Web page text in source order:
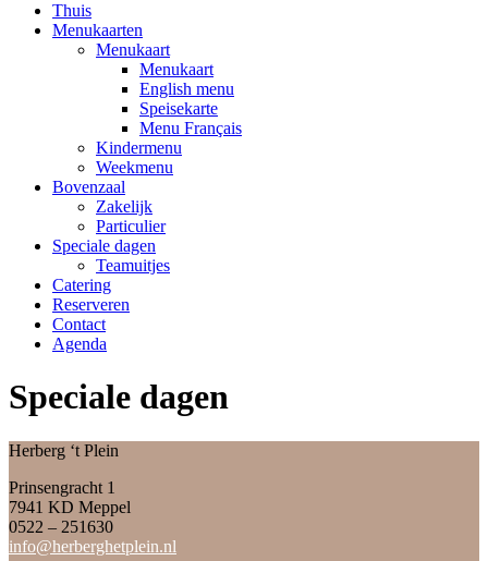
Thuis
Menukaarten
Menukaart
Menukaart
English menu
Speisekarte
Menu Français
Kindermenu
Weekmenu
Bovenzaal
Zakelijk
Particulier
Speciale dagen
Teamuitjes
Catering
Reserveren
Contact
Agenda
Speciale dagen
Herberg ‘t Plein
Prinsengracht 1
7941 KD Meppel
0522 – 251630
info@herberghetplein.nl